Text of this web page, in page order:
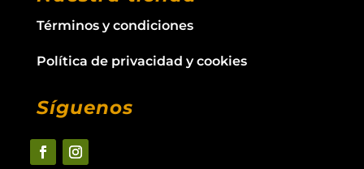
Términos y condiciones
Política de privacidad y cookies
Síguenos